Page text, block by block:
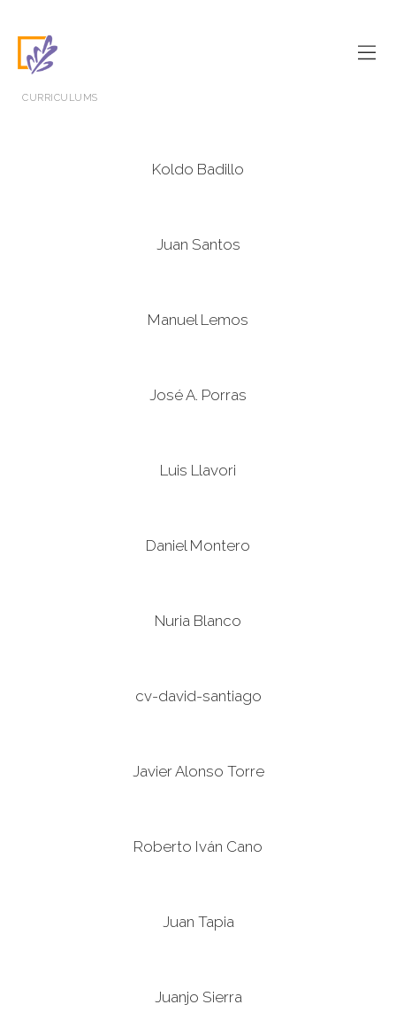
CURRICULUMS
Koldo Badillo
Juan Santos
Manuel Lemos
José A. Porras
Luis Llavori
Daniel Montero
Nuria Blanco
cv-david-santiago
Javier Alonso Torre
Roberto Iván Cano
Juan Tapia
Juanjo Sierra